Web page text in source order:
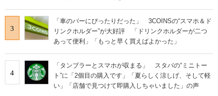
3
「車のバーにぴったりだった」 3COINSの“スマホ＆ド
リンクホルダー”が大好評 「ドリンクホルダーが二つ
あって便利」「もっと早く買えばよかった」
4
「タンブラーとスマホが収まる」 スタバの“ミニトー
ト”に「2個目の購入です」「夏らしく涼しげ、そして軽
い」「店舗で見つけて即購入しちゃいました」の声